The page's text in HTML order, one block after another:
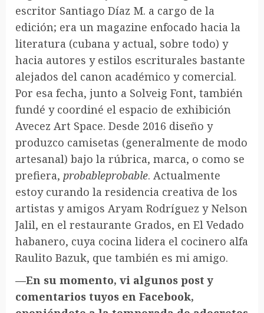
escritor Santiago Díaz M. a cargo de la
edición; era un magazine enfocado hacia la
literatura (cubana y actual, sobre todo) y
hacia autores y estilos escriturales bastante
alejados del canon académico y comercial.
Por esa fecha, junto a Solveig Font, también
fundé y coordiné el espacio de exhibición
Avecez Art Space. Desde 2016 diseño y
produzco camisetas (generalmente de modo
artesanal) bajo la rúbrica, marca, o como se
prefiera, probableprobable. Actualmente
estoy curando la residencia creativa de los
artistas y amigos Aryam Rodríguez y Nelson
Jalil, en el restaurante Grados, en El Vedado
habanero, cuya cocina lidera el cocinero alfa
Raulito Bazuk, que también es mi amigo.
—En su momento, vi algunos post y
comentarios tuyos en Facebook,